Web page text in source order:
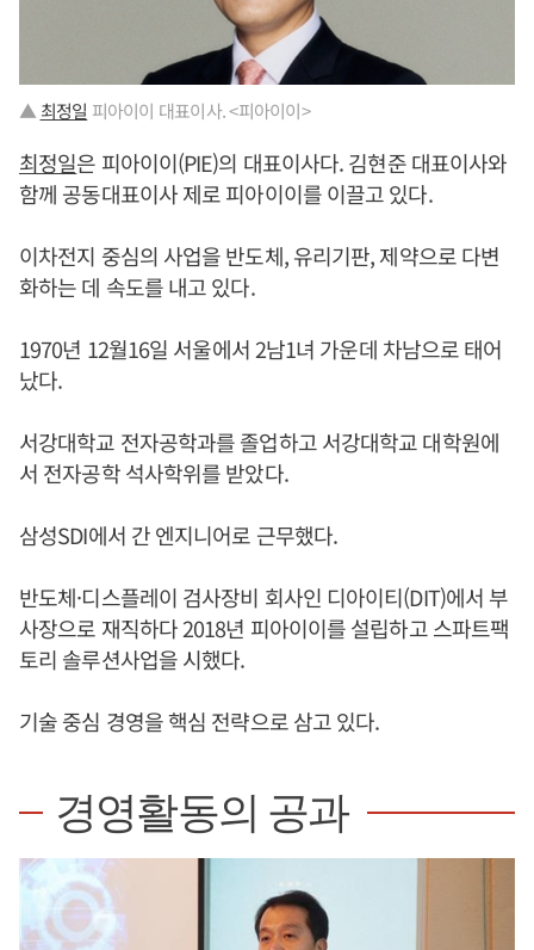
▲ 최정일 피아이이 대표이사. <피아이이>
최정일은 피아이이(PIE)의 대표이사다. 김현준 대표이사와
함께 공동대표이사 제로 피아이이를 이끌고 있다.
이차전지 중심의 사업을 반도체, 유리기판, 제약으로 다변
화하는 데 속도를 내고 있다.
1970년 12월16일 서울에서 2남1녀 가운데 차남으로 태어
났다.
서강대학교 전자공학과를 졸업하고 서강대학교 대학원에
서 전자공학 석사학위를 받았다.
삼성SDI에서 간 엔지니어로 근무했다.
반도체·디스플레이 검사장비 회사인 디아이티(DIT)에서 부
사장으로 재직하다 2018년 피아이이를 설립하고 스파트팩
토리 솔루션사업을 시했다.
기술 중심 경영을 핵심 전략으로 삼고 있다.
경영활동의 공과